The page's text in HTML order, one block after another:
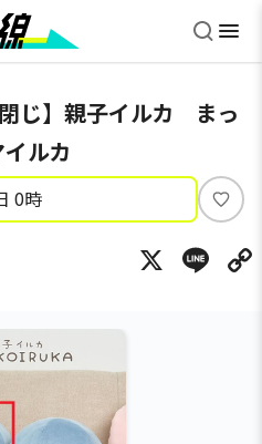
閉じ】親子イルカ まっ
ルカ
0時
い
ね
X